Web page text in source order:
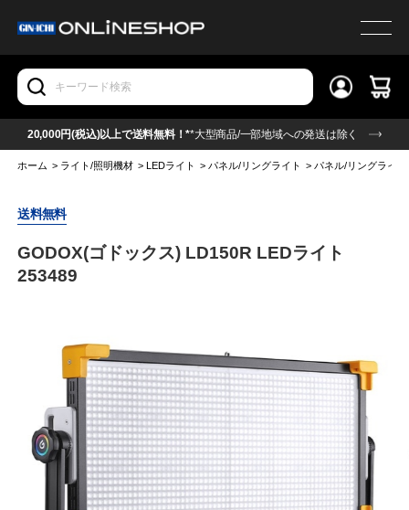
20,000円(税込)以上で送料無料！**大型商品/一部地域への発送は除く
ホーム > ライト/照明機材 >LEDライト > パネル/リングライト > パネル/リングライ
送料無料
GODOX(ゴドックス) LD150R LEDライト
253489